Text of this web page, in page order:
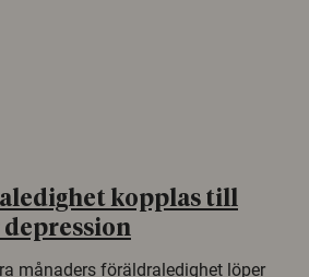
kopplas till
månaders föräldraledighet löper